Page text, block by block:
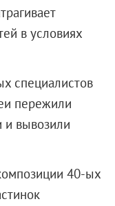
билетов
о проблеме
в условиях
специалистов
пережили
и вывозили
40-ых